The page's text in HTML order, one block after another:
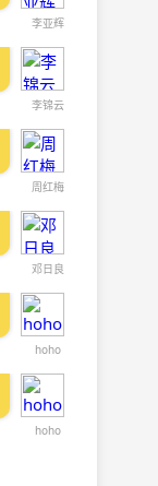
李亚辉
李锦云
周红梅
邓日良
hoho
hoho